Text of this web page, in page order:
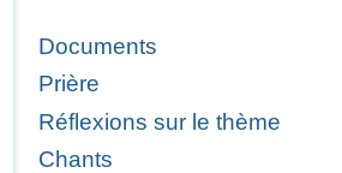
Documents
Prière
Réflexions sur le thème
Chants